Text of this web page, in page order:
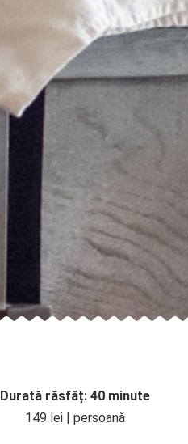
Durată răsfăț: 40 minute
149 lei | persoană